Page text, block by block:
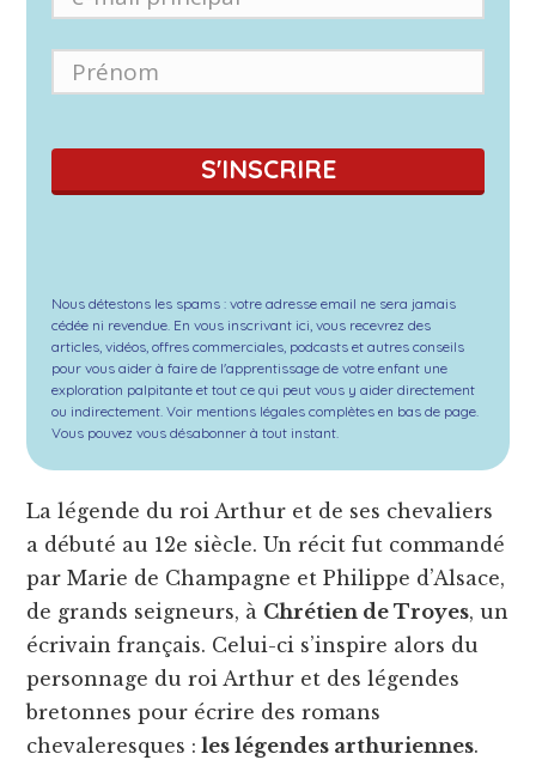
S'INSCRIRE
Nous détestons les spams : votre adresse email ne sera jamais
cédée ni revendue. En vous inscrivant ici, vous recevrez des
articles, vidéos, offres commerciales, podcasts et autres conseils
pour vous aider à faire de l'apprentissage de votre enfant une
exploration palpitante et tout ce qui peut vous y aider directement
ou indirectement. Voir mentions légales complètes en bas de page.
Vous pouvez vous désabonner à tout instant.
La légende du roi Arthur et de ses chevaliers
a débuté au 12e siècle. Un récit fut commandé
par Marie de Champagne et Philippe d’Alsace,
de grands seigneurs, à Chrétien de Troyes, un
écrivain français. Celui-ci s’inspire alors du
personnage du roi Arthur et des légendes
bretonnes pour écrire des romans
chevaleresques : les légendes arthuriennes.